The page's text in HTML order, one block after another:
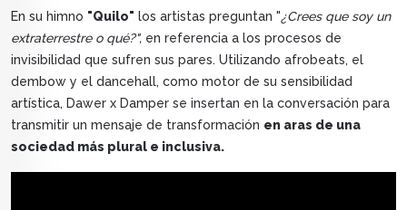
En su himno "Quilo" los artistas preguntan "¿Crees que soy un
extraterrestre o qué?", en referencia a los procesos de
invisibilidad que sufren sus pares. Utilizando afrobeats, el
dembow y el dancehall, como motor de su sensibilidad
artística, Dawer x Damper se insertan en la conversación para
transmitir un mensaje de transformación en aras de una
sociedad más plural e inclusiva.